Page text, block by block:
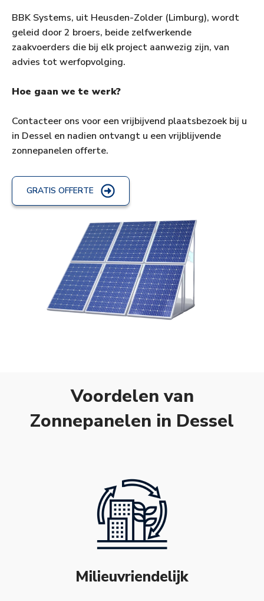
BBK Systems, uit Heusden-Zolder (Limburg), wordt
geleid door 2 broers, beide zelfwerkende
zaakvoerders die bij elk project aanwezig zijn, van
advies tot werfopvolging.
Hoe gaan we te werk?
Contacteer ons voor een vrijbijvend plaatsbezoek bij u
in Dessel en nadien ontvangt u een vrijblijvende
zonnepanelen offerte.
GRATIS OFFERTE
Voordelen van
Zonnepanelen in Dessel
Milieuvriendelijk